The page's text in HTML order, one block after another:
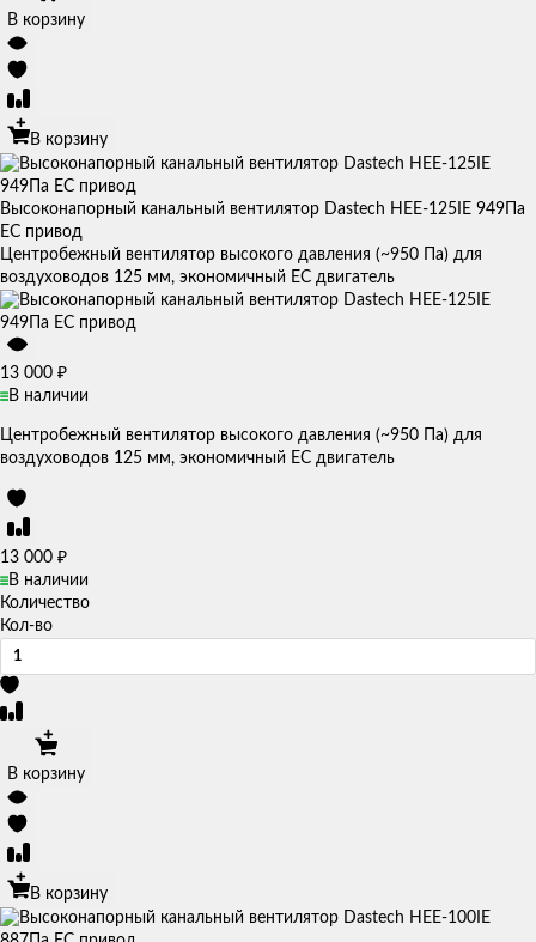
В корзину
В корзину
Высоконапорный канальный вентилятор Dastech HEE-125IE 949Па
EC привод
Центробежный вентилятор высокого давления (~950 Па) для
воздуховодов 125 мм, экономичный EC двигатель
13 000 ₽
В наличии
Центробежный вентилятор высокого давления (~950 Па) для
воздуховодов 125 мм, экономичный EC двигатель
13 000 ₽
В наличии
Количество
Кол-во
В корзину
В корзину